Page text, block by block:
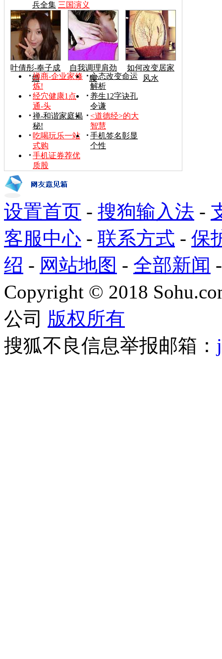
兵全集 三国演义
叶倩彤-奉子成
婚
自我调理肩劲
腰
如何改变居家
风水
禅商-企业家修
炼!
心态改变命运
解析
经穴健康1点
通-头
养生12字诀孔
令谦
禅-和谐家庭揭
秘!
<道德经>的大
智慧
吃喝玩乐一站
式购
手机签名彰显
个性
手机证券荐优
质股
设置首页 - 搜狗输入法 -
客服中心 - 联系方式 - 保
绍 - 网站地图 - 全部新闻
Copyright © 2018
公司 版权所有
搜狐不良信息举报邮箱：